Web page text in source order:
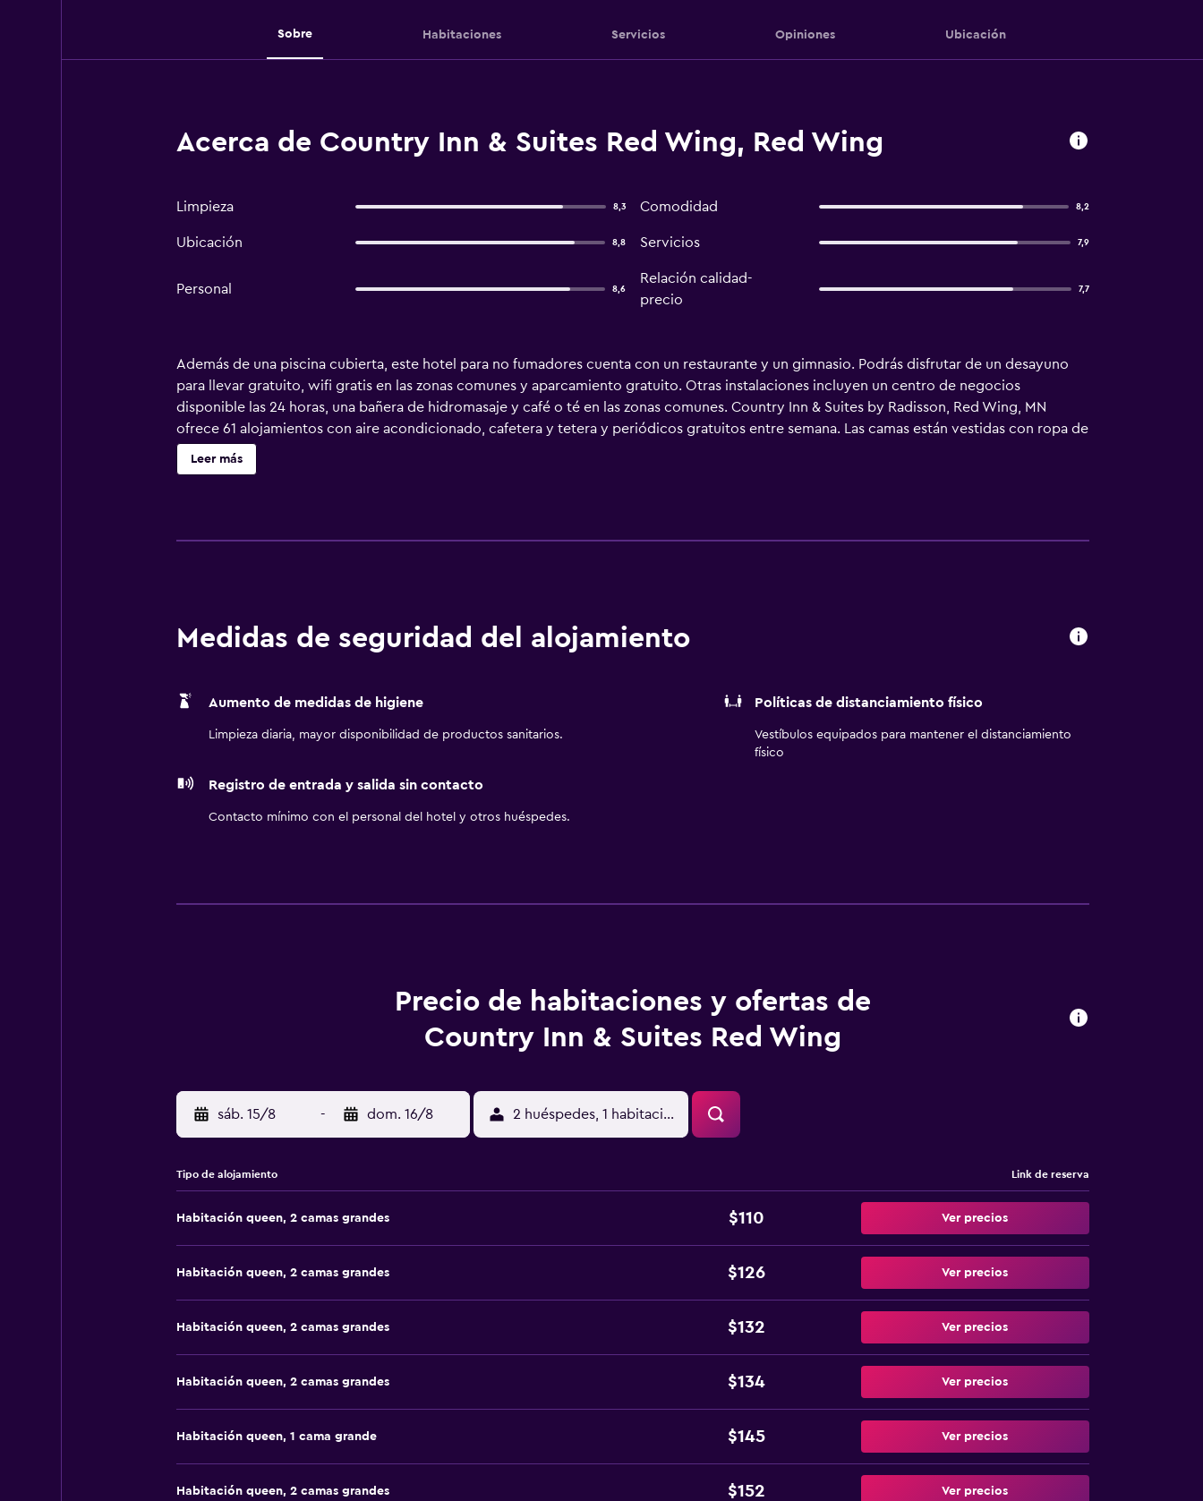
Sobre Habitaciones Servicios Opiniones Ubicación
Acerca de Country Inn & Suites Red Wing, Red Wing
Limpieza 8,3 Comodidad 8,2
Ubicación 8,8 Servicios 7,9
Personal 8,6
Relación calidad-
precio
7,7
Además de una piscina cubierta, este hotel para no fumadores cuenta con un restaurante y un gimnasio. Podrás disfrutar de un desayuno
para llevar gratuito, wifi gratis en las zonas comunes y aparcamiento gratuito. Otras instalaciones incluyen un centro de negocios
disponible las 24 horas, una bañera de hidromasaje y café o té en las zonas comunes. Country Inn & Suites by Radisson, Red Wing, MN
ofrece 61 alojamientos con aire acondicionado, cafetera y tetera y periódicos gratuitos entre semana. Las camas están vestidas con ropa de
cama de alta calidad. Se ofrece una televisión LCD de 43 pulgadas con canales por cable de suscripción. Se ofrece frigorífico y microondas.
Los baños están equipados con artículos de higiene personal gratuitos y secador de pelo. Este hotel en Red Wing ofrece acceso a Internet
Leer más
Medidas de seguridad del alojamiento
Aumento de medidas de higiene
Limpieza diaria, mayor disponibilidad de productos sanitarios.
Políticas de distanciamiento físico
Vestíbulos equipados para mantener el distanciamiento
físico
Registro de entrada y salida sin contacto
Contacto mínimo con el personal del hotel y otros huéspedes.
Precio de habitaciones y ofertas de
Country Inn & Suites Red Wing
sáb. 15/8 - dom. 16/8 2 huéspedes, 1 habitación
Tipo de alojamiento Link de reserva
Habitación queen, 2 camas grandes $110 Ver precios
Habitación queen, 2 camas grandes $126 Ver precios
Habitación queen, 2 camas grandes $132 Ver precios
Habitación queen, 2 camas grandes $134 Ver precios
Habitación queen, 1 cama grande $145 Ver precios
Habitación queen, 2 camas grandes $152 Ver precios